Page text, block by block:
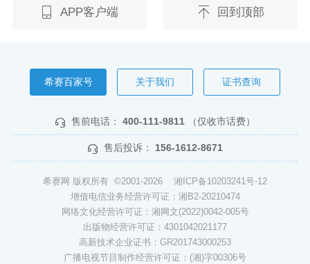
APP客户端 回到顶部
希赛百家号 关于我们 证书查询
售前电话： 400-111-9811 （仅收市话费）
售后投诉： 156-1612-8671
希赛网 版权所有 ©2001-2026 湘ICP备10203241号-12
增值电信业务经营许可证：湘B2-20210474
网络文化经营许可证：湘网文(2022)0042-005号
出版物经营许可证：4301042021177
高新技术企业证书：GR201743000253
广播电视节目制作经营许可证：(湘)字00306号